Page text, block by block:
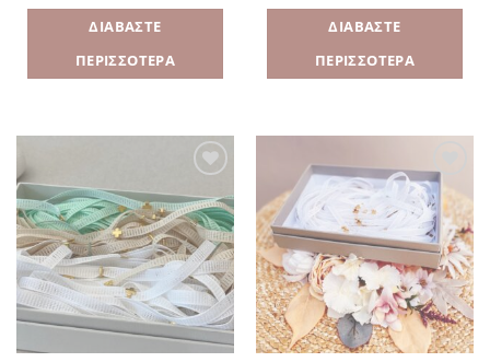
ΔΙΑΒΆΣΤΕ
ΠΕΡΙΣΣΌΤΕΡΑ
ΔΙΑΒΆΣΤΕ
ΠΕΡΙΣΣΌΤΕΡΑ
Πρόσθήκη
στην
λίστα
επιθυμιών
Πρόσθήκη
στην
λίστα
επιθυμιών